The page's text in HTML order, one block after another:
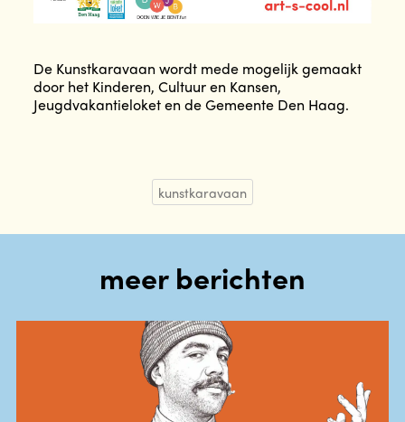
De Kunstkaravaan wordt mede mogelijk gemaakt
door het Kinderen, Cultuur en Kansen,
Jeugdvakantieloket en de Gemeente Den Haag.
kunstkaravaan
meer berichten